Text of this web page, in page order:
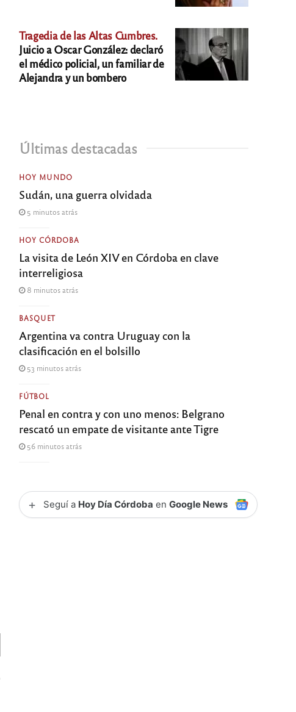
Tragedia de las Altas Cumbres.
Juicio a Oscar González: declaró
el médico policial, un familiar de
Alejandra y un bombero
Últimas destacadas
HOY MUNDO
Sudán, una guerra olvidada
5 minutos atrás
HOY CÓRDOBA
La visita de León XIV en Córdoba en clave
interreligiosa
8 minutos atrás
BASQUET
Argentina va contra Uruguay con la
clasificación en el bolsillo
53 minutos atrás
FÚTBOL
Penal en contra y con uno menos: Belgrano
rescató un empate de visitante ante Tigre
56 minutos atrás
+ Seguí a Hoy Día Córdoba enGoogle News